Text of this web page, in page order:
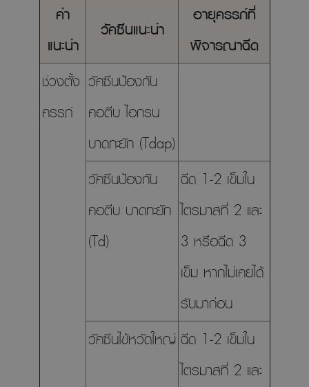
คำ
แนะนำ
วัคซีนแนะนำ
อายุครรภ์ที่
พิจารณาฉีด
ช่วงตั้ง
ครรภ์
วัคซีนป้องกัน
คอตีบ ไอกรน
บาดทะยัก (Tdap)
วัคซีนป้องกัน
คอตีบ บาดทะยัก
(Td)
ฉีด 1-2 เข็มใน
ไตรมาสที่ 2 และ
3 หรือฉีด 3
เข็ม หากไม่เคยได้
รับมาก่อน
วัคซีนไข้หวัดใหญ่ ฉีด 1-2 เข็มใน
ไตรมาสที่ 2 และ